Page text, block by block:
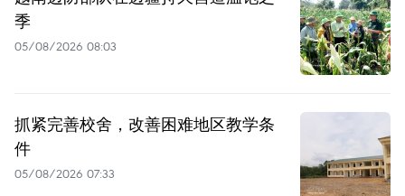
季
05/08/2026 08:03
抓紧完善校舍，改善困难地区教学条
件
05/08/2026 07:33